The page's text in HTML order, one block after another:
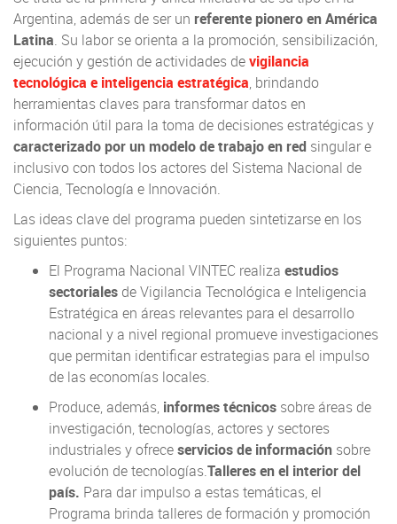
Argentina, además de ser un referente pionero en América
Latina. Su labor se orienta a la promoción, sensibilización,
ejecución y gestión de actividades devigilancia
tecnológica e inteligencia estratégica, brindando
herramientas claves para transformar datos en
información útil para la toma de decisiones estratégicas y
caracterizado por un modelo de trabajo en red singular e
inclusivo con todos los actores del Sistema Nacional de
Ciencia, Tecnología e Innovación.
Las ideas clave del programa pueden sintetizarse en los
siguientes puntos:
El Programa Nacional VINTEC realiza estudios
sectoriales de Vigilancia Tecnológica e Inteligencia
Estratégica en áreas relevantes para el desarrollo
nacional y a nivel regional promueve investigaciones
que permitan identificar estrategias para el impulso
de las economías locales.
Produce, además, informes técnicos sobre áreas de
investigación, tecnologías, actores y sectores
industriales y ofreceservicios de información sobre
evolución de tecnologías.Talleres en el interior del
país. Para dar impulso a estas temáticas, el
Programa brinda talleres de formación y promoción